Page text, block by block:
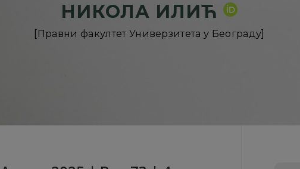
НИКОЛА ИЛИЋ
[Правни факултет Универзитета у Београду]